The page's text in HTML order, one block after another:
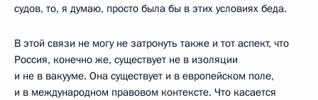
судов, то, я думаю, просто была бы в этих условиях беда.
В этой связи не могу не затронуть также и тот аспект, что
Россия, конечно же, существует не в изоляции
и не в вакууме. Она существует и в европейском поле,
и в международном правовом контексте. Что касается